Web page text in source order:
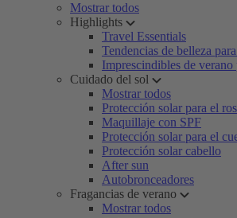
Mostrar todos
Highlights
Travel Essentials
Tendencias de belleza
Imprescindibles de verano
Cuidado del sol
Mostrar todos
Protección solar para el
Maquillaje con SPF
Protección solar para el
Protección solar cabello
After sun
Autobronceadores
Fragancias de verano
Mostrar todos